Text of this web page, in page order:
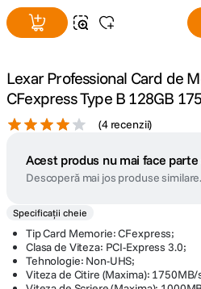
Lexar Professional Card de
CFexpress Type B 128GB
(4 recenzii)
Acest produs nu mai face
Descoperă mai jos produse similare.
Specificații cheie
Tip Card Memorie: CFexpress;
Clasa de Viteza: PCI-Express 3.0;
Tehnologie: Non-UHS;
Viteza de Citire (Maxima): 1750MB/